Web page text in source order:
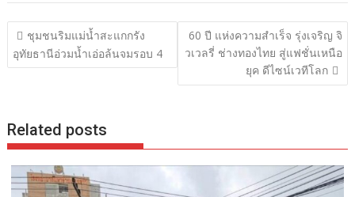
แนะแนว
เรื่อง
ชุมชนริมแม่น้ำสะแกกรัง
อุทัยธานีอ่วมน้ำเอ่อล้นจมรอบ 4
60 ปี แห่งความสำเร็จ รุ่งเจริญ จิ
วเวลรี่ ช่างทองไทย สู่แฟชั่นเหนือ
ยุค ดีไซน์เวทีโลก
Related posts